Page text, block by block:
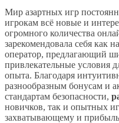
Мир азартных игр
игрокам всё новые и
огромного количества
зарекомендовала себя
оператор, предлагающий
привлекательные условия
опыта. Благодаря
разнообразным бонусам и
стандартам безопасности,
новичков, так и опытных
захватывающему и